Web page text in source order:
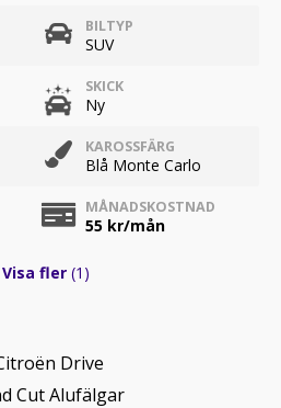
BILTYP
SUV
SKICK
Ny
KAROSSFÄRG
Blå Monte Carlo
MÅNADSKOSTNAD
55 kr/mån
Visa fler (1)
Drive
Cut Alufälgar